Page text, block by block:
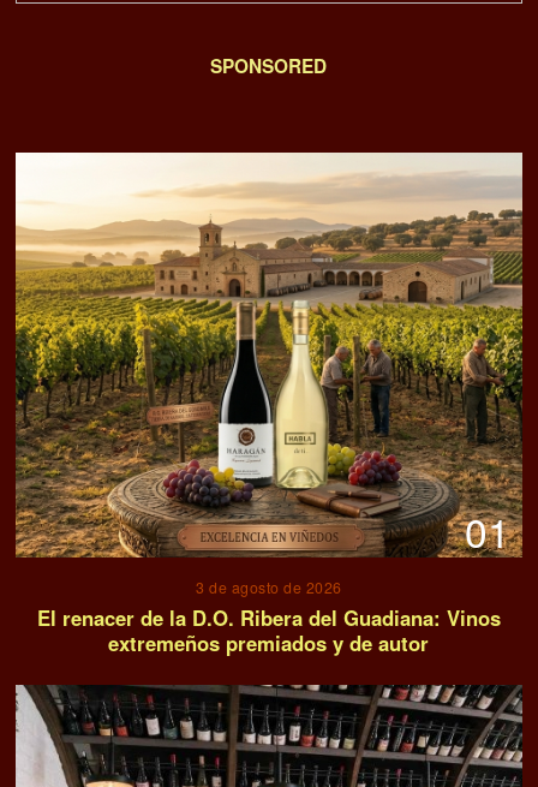
SPONSORED
01
3 de agosto de 2026
El renacer de la D.O. Ribera del Guadiana: Vinos
extremeños premiados y de autor